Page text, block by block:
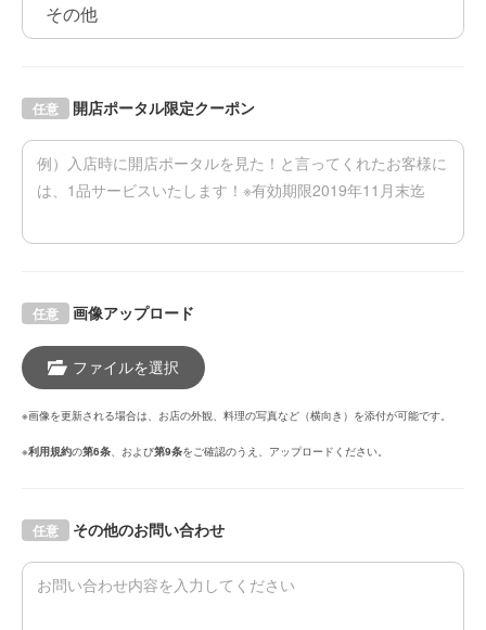
その他
開店ポータル限定クーポン
任意
画像アップロード
任意
ファイルを選択
※画像を更新される場合は、お店の外観、料理の写真など（横向き）を添付が可能です。
※利用規約の第6条 、および第9条をご確認のうえ、アップロードください。
その他のお問い合わせ
任意